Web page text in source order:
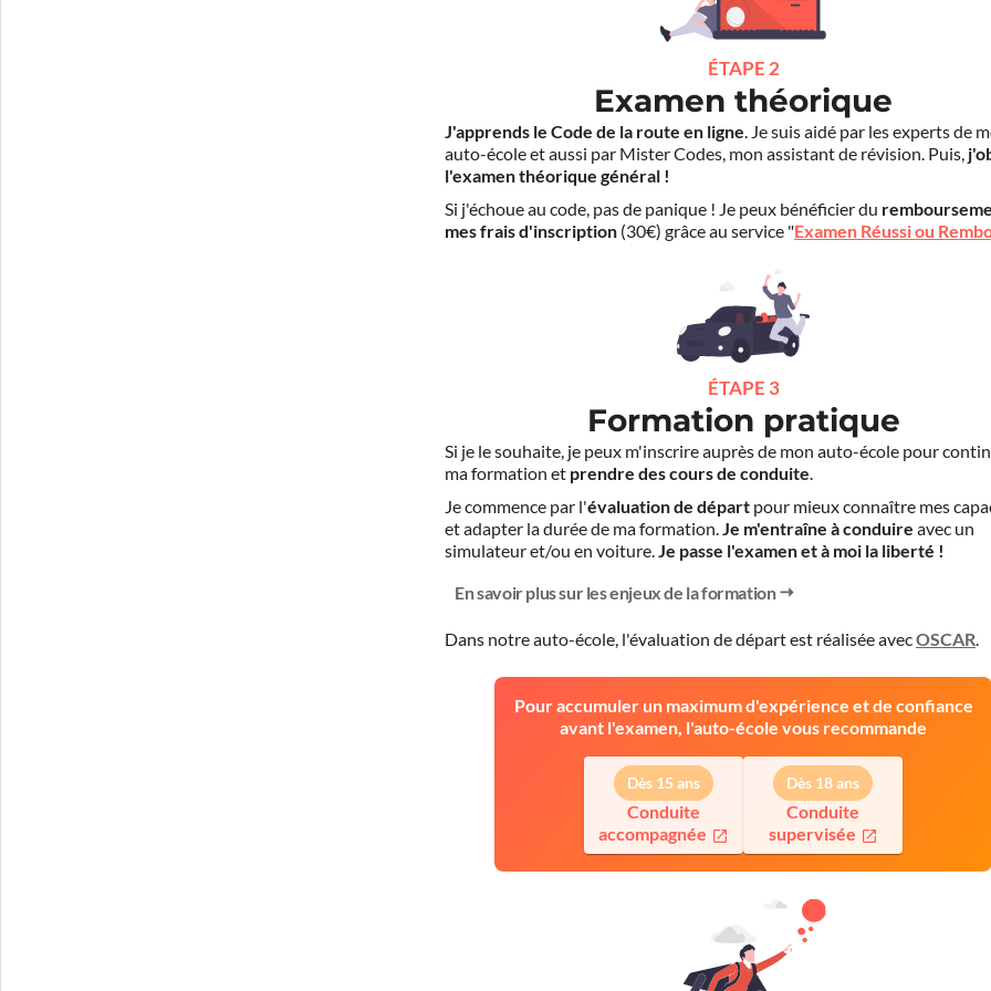
ÉTAPE 2
Examen théorique
J'apprends le Code de la route en ligne. Je suis aidé par les experts de
auto-école et aussi par Mister Codes, mon assistant de révision. Puis,
l'examen théorique général !
Si j'échoue au code, pas de panique ! Je peux bénéficier du
mes frais d'inscription (30€) grâce au service "Examen Réussi ou
ÉTAPE 3
Formation pratique
Si je le souhaite, je peux m'inscrire auprès de mon auto-école pour
ma formation et prendre des cours de conduite.
Je commence par l'évaluation de départ pour mieux connaître mes
et adapter la durée de ma formation.Je m'entraîne à conduire avec un
simulateur et/ou en voiture.Je passe l'examen et à moi la liberté !
En savoir plus sur les enjeux de la formation
Dans notre auto-école, l'évaluation de départ est réalisée avecOSCAR.
Pour accumuler un maximum d'expérience et de confiance
avant l'examen, l'auto-école vous recommande
Dès 15 ans
Conduite
accompagnée
Dès 18 ans
Conduite
supervisée